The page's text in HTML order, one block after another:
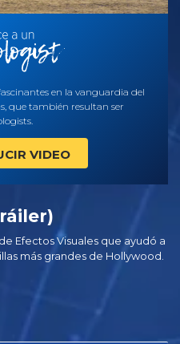
en la vanguardia del
que también resultan ser
VIDEO
Efectos Visuales que ayudó a
más grandes de Hollywood.